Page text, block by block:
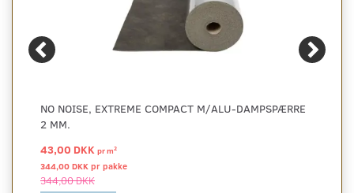
NO NOISE, EXTREME COMPACT M/ALU-DAMPSPÆRRE
2 MM.
43,00 DKK prm2
344,00 DKK pr pakke
344,00 DKK